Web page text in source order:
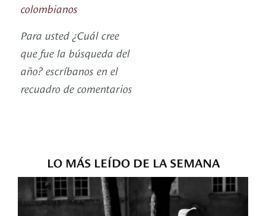
colombianos
Para usted ¿Cuál cree
que fue la búsqueda del
año? escríbanos en el
recuadro de comentarios
LO MÁS LEÍDO DE LA SEMANA